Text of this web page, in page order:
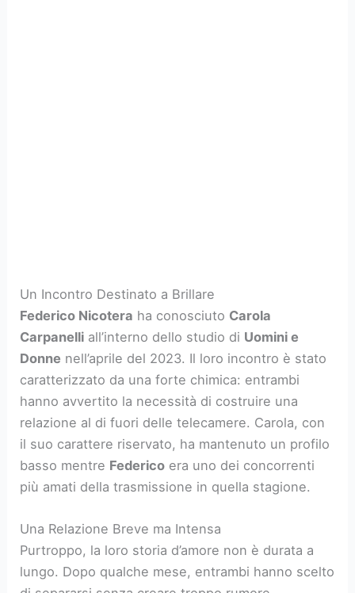
Un Incontro Destinato a Brillare
Federico Nicotera ha conosciuto Carola
Carpanelli all’interno dello studio di Uomini e
Donne nell’aprile del 2023. Il loro incontro è stato
caratterizzato da una forte chimica: entrambi
hanno avvertito la necessità di costruire una
relazione al di fuori delle telecamere. Carola, con
il suo carattere riservato, ha mantenuto un profilo
basso mentre Federico era uno dei concorrenti
più amati della trasmissione in quella stagione.
Una Relazione Breve ma Intensa
Purtroppo, la loro storia d’amore non è durata a
lungo. Dopo qualche mese, entrambi hanno scelto